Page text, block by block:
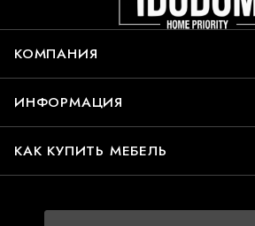
КОМПАНИЯ
ИНФОРМАЦИЯ
КАК КУПИТЬ МЕБЕЛЬ